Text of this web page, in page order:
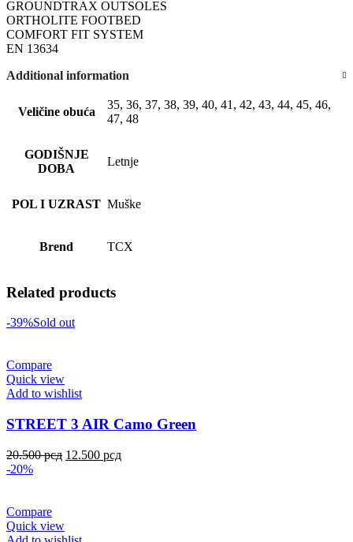
GROUNDTRAX OUTSOLES
ORTHOLITE FOOTBED
COMFORT FIT SYSTEM
EN 13634
Additional information
Veličine obuća
35, 36, 37, 38, 39, 40, 41, 42, 43, 44, 45, 46,
47, 48
GODIŠNJE
DOBA
Letnje
POL I UZRAST Muške
Brend TCX
Related products
-39%Sold out
Compare
Quick view
Add to wishlist
STREET 3 AIR Camo Green
20.500рсд 12.500 рсд
-20%
Compare
Quick view